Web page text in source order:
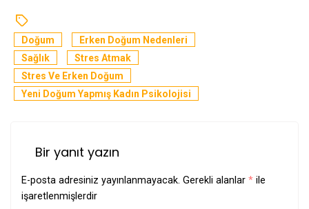
Doğum
Erken Doğum Nedenleri
Sağlık
Stres Atmak
Stres Ve Erken Doğum
Yeni Doğum Yapmış Kadın Psikolojisi
Bir yanıt yazın
E-posta adresiniz yayınlanmayacak. Gerekli alanlar * ile
işaretlenmişlerdir